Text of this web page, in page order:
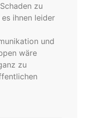
zu
ihnen leider
und
wäre
zu